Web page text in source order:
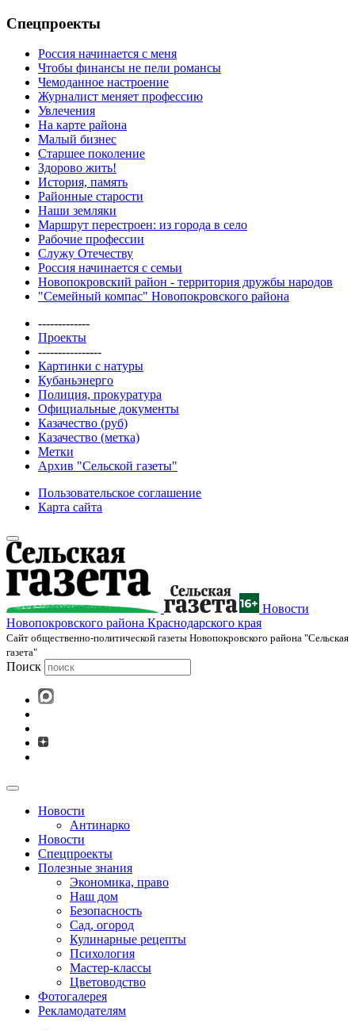
Спецпроекты
Россия начинается с меня
Чтобы финансы не пели романсы
Чемоданное настроение
Журналист меняет профессию
Увлечения
На карте района
Малый бизнес
Старшее поколение
Здорово жить!
История, память
Районные старости
Наши земляки
Маршрут перестроен: из города в село
Рабочие профессии
Служу Отечеству
Россия начинается с семьи
Новопокровский район - территория дружбы народов
"Семейный компас" Новопокровского района
-------------
Проекты
----------------
Картинки с натуры
Кубаньэнерго
Полиция, прокуратура
Официальные документы
Казачество (руб)
Казачество (метка)
Метки
Архив "Сельской газеты"
Пользовательское соглашение
Карта сайта
Новости
Новопокровского района Краснодарского края
Cайт общественно-политической газеты Новопокровского района "Сельская
газета"
Поиск
Новости
Антинарко
Новости
Спецпроекты
Полезные знания
Экономика, право
Наш дом
Безопасность
Сад, огород
Кулинарные рецепты
Психология
Мастер-классы
Цветоводство
Фотогалерея
Рекламодателям